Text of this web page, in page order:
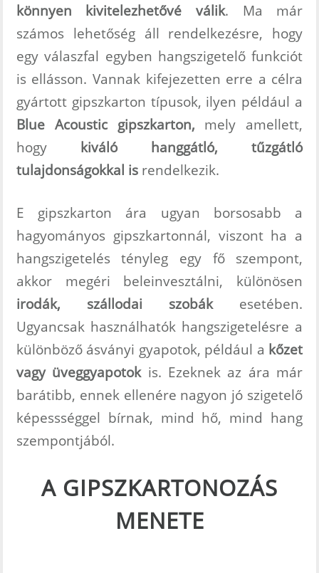
könnyen kivitelezhetővé válik. Ma már
számos lehetőség áll rendelkezésre, hogy
egy válaszfal egyben hangszigetelő funkciót
is ellásson. Vannak kifejezetten erre a célra
gyártott gipszkarton típusok, ilyen például a
Blue Acoustic gipszkarton, mely amellett,
hogy kiváló hanggátló, tűzgátló
tulajdonságokkal isrendelkezik.
E gipszkarton ára ugyan borsosabb a
hagyományos gipszkartonnál, viszont ha a
hangszigetelés tényleg egy fő szempont,
akkor megéri beleinvesztálni, különösen
irodák, szállodai szobákesetében.
Ugyancsak használhatók hangszigetelésre a
különböző ásványi gyapotok, például a kőzet
vagy üveggyapotokis. Ezeknek az ára már
barátibb, ennek ellenére nagyon jó szigetelő
képessséggel bírnak, mind hő, mind hang
szempontjából.
A GIPSZKARTONOZÁS
MENETE